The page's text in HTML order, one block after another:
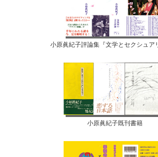
小原眞紀子評論集『文学とセクシュア
小原眞紀子既刊書籍